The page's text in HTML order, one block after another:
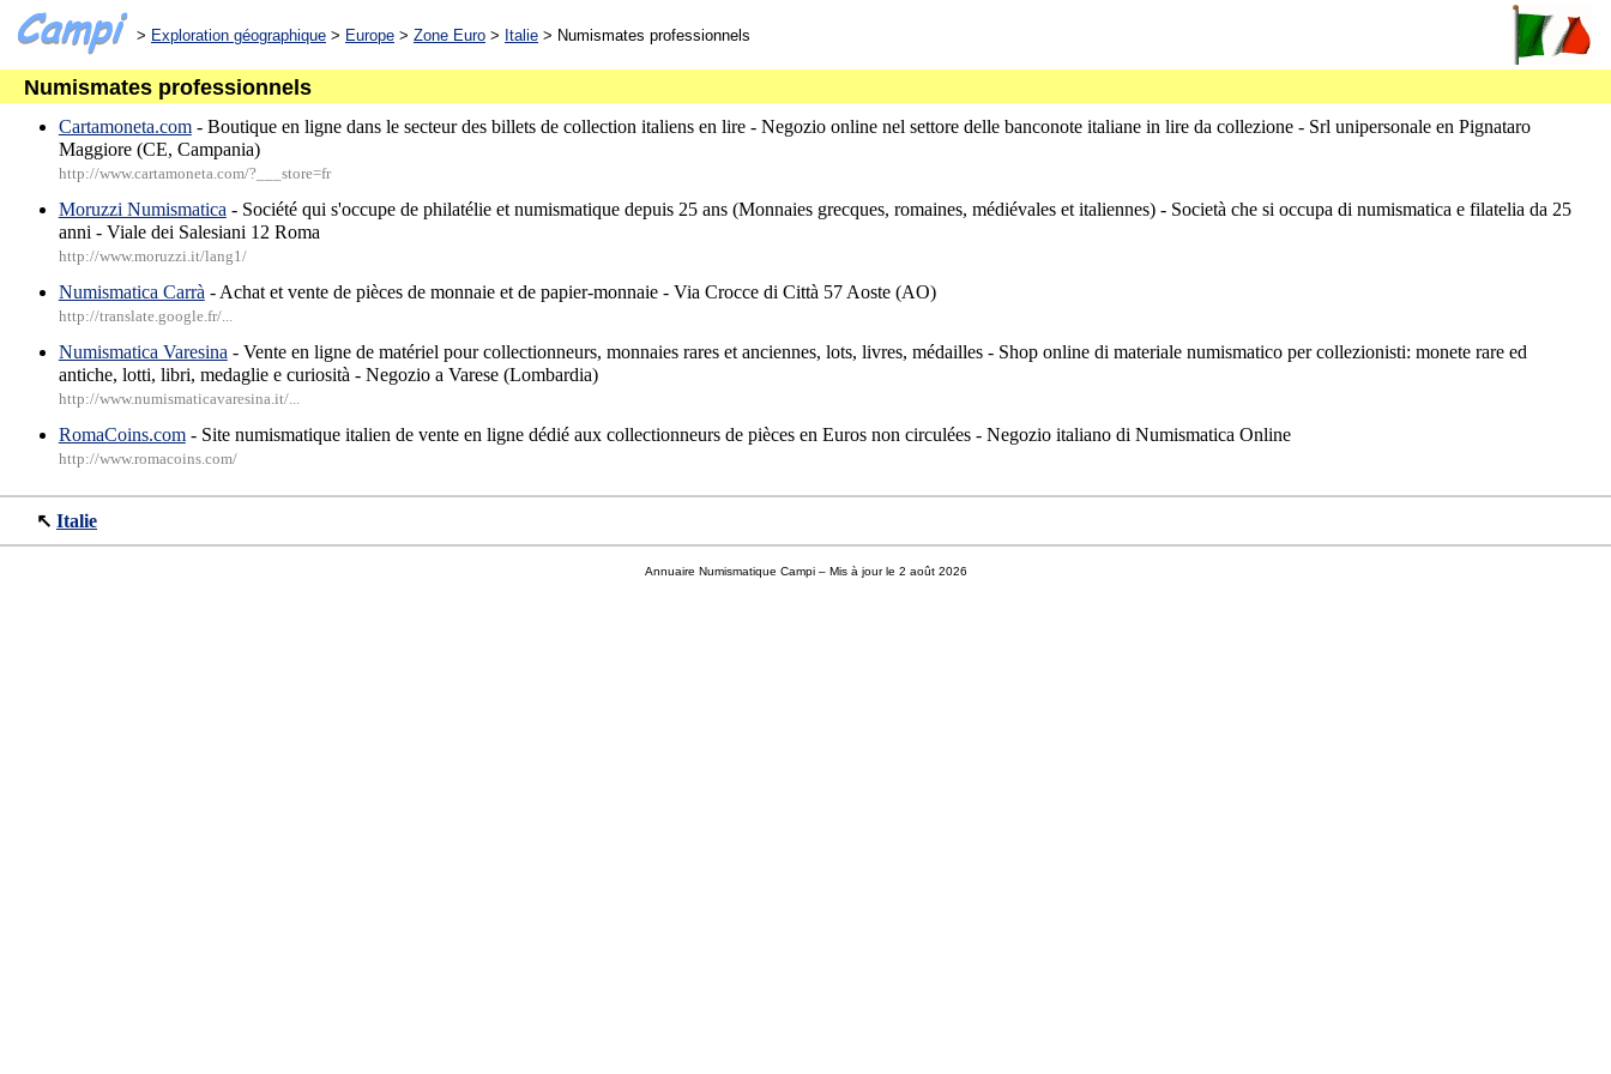
> Exploration géographique > Europe > Zone Euro > Italie > Numismates professionnels
Numismates professionnels
Cartamoneta.com- Boutique en ligne dans le secteur des billets de collection italiens en lire - Negozio online nel settore delle banconote italiane in lire da collezione - Srl unipersonale en Pignataro
Maggiore (CE, Campania)
http://www.cartamoneta.com/?___store=fr
Moruzzi Numismatica - Société qui s'occupe de philatélie et numismatique depuis 25 ans (Monnaies grecques, romaines, médiévales et italiennes) - Società che si occupa di numismatica e filatelia da 25
anni - Viale dei Salesiani 12 Roma
http://www.moruzzi.it/lang1/
Numismatica Carrà - Achat et vente de pièces de monnaie et de papier-monnaie - Via Crocce di Città 57 Aoste (AO)
http://translate.google.fr/...
Numismatica Varesina - Vente en ligne de matériel pour collectionneurs, monnaies rares et anciennes, lots, livres, médailles - Shop online di materiale numismatico per collezionisti: monete rare ed
antiche, lotti, libri, medaglie e curiosità - Negozio a Varese (Lombardia)
http://www.numismaticavaresina.it/...
RomaCoins.com- Site numismatique italien de vente en ligne dédié aux collectionneurs de pièces en Euros non circulées - Negozio italiano di Numismatica Online
http://www.romacoins.com/
↖ Italie
Annuaire Numismatique Campi– Mis à jour le 2 août 2026